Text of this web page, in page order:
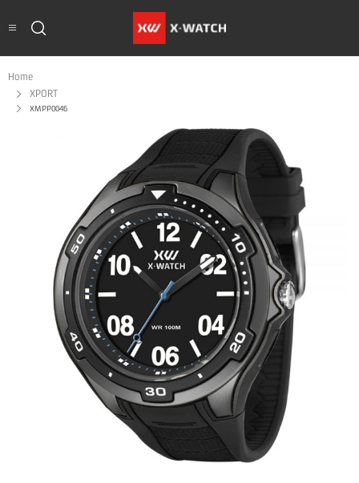
Home
XPORT
XMPP0046